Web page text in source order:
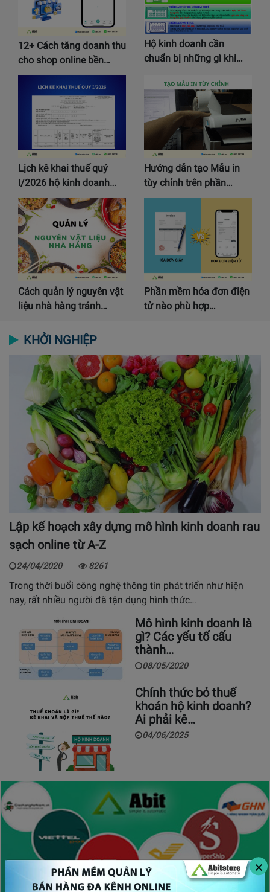
×
12+ Cách tăng doanh thu
cho shop online bền…
Hộ kinh doanh cần
chuẩn bị những gì khi…
Lịch kê khai thuế quý
I/2026 hộ kinh doanh…
Hướng dẫn tạo Mẫu in
tùy chỉnh trên phần…
Cách quản lý nguyên vật
liệu nhà hàng tránh…
Phần mềm hóa đơn điện
tử nào phù hợp…
KHỞI NGHIỆP
Lập kế hoạch xây dựng mô hình kinh doanh rau
sạch online từ A-Z
24/04/2020 8261
Trong thời buổi công nghệ thông tin phát triển như hiện
nay, rất nhiều người đã tận dụng hình thức…
Mô hình kinh doanh là
gì? Các yếu tố cấu
thành…
08/05/2020
Chính thức bỏ thuế
khoán hộ kinh doanh?
Ai phải kê…
04/06/2025